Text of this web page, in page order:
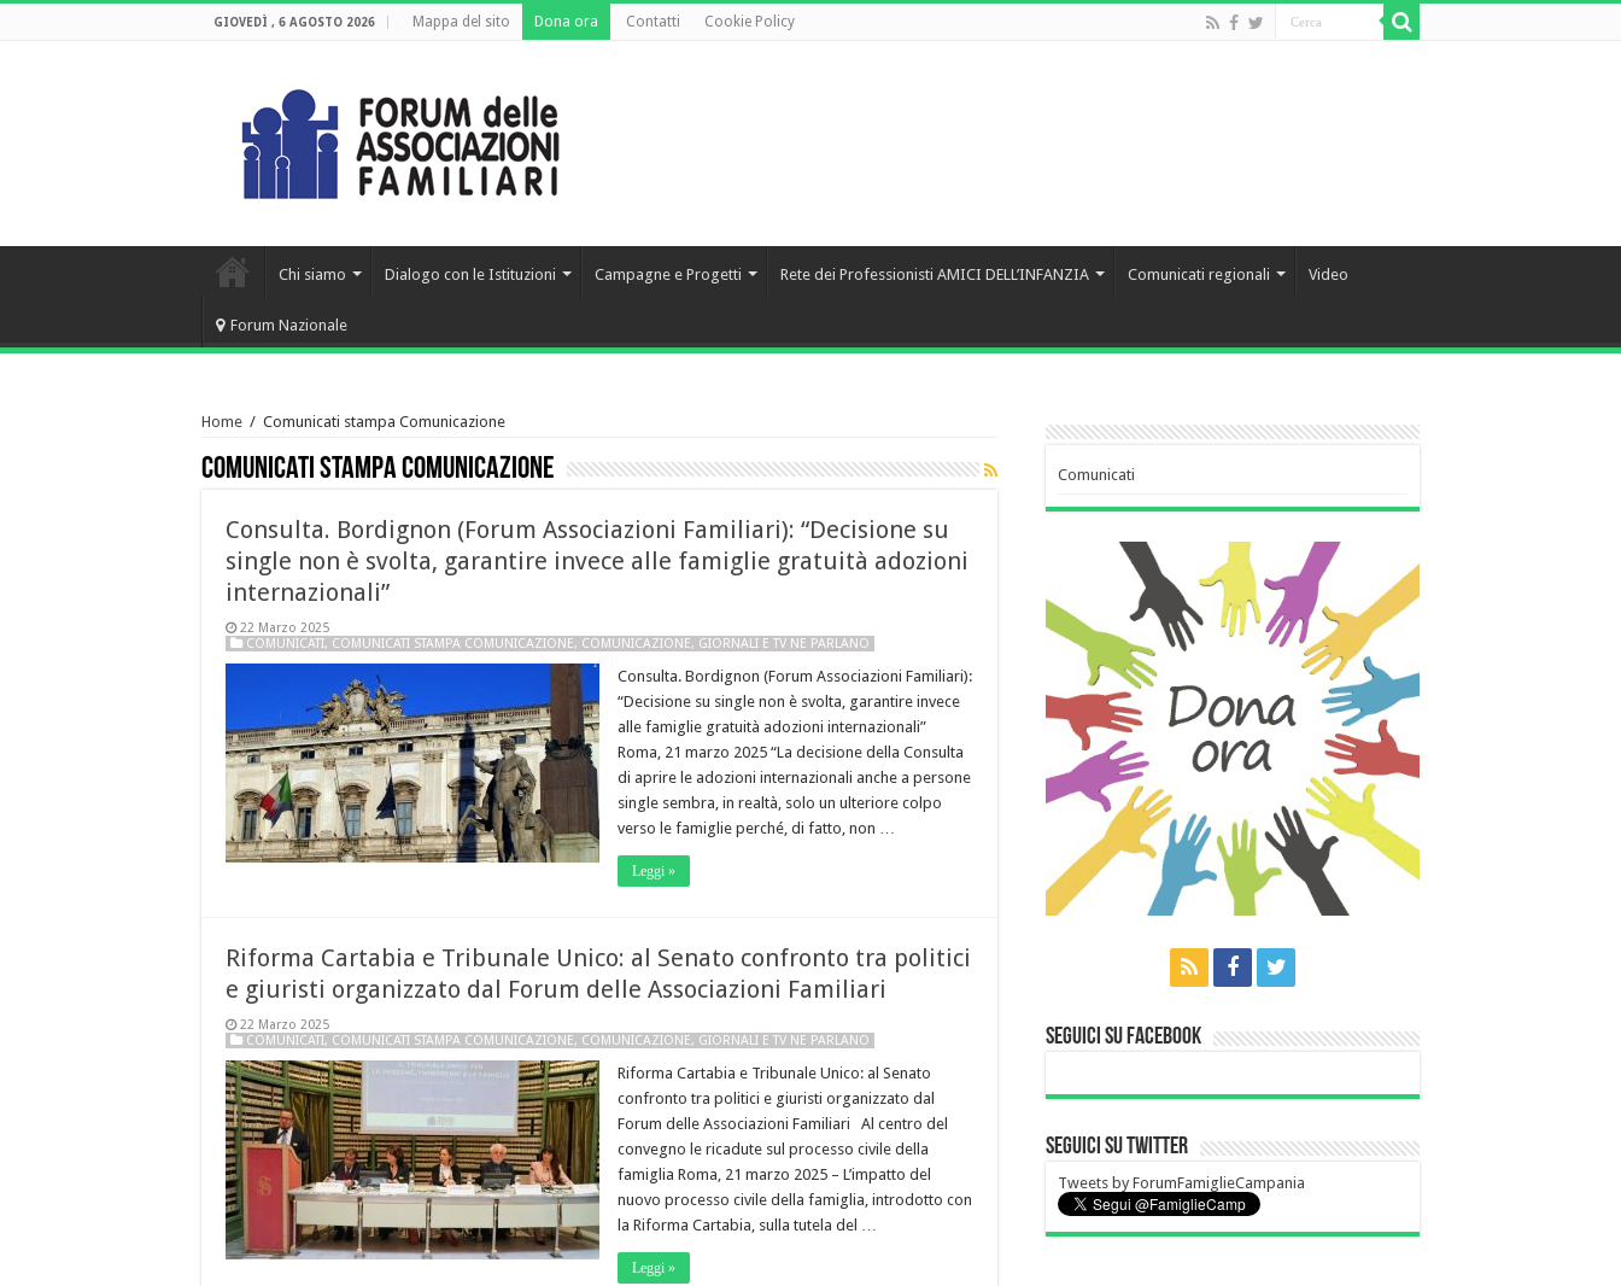
GIOVEDÌ , 6 AGOSTO 2026 Mappa del sito Dona ora Contatti Cookie Policy
Chi siamo Dialogo con le Istituzioni Campagne e Progetti Rete dei Professionisti AMICI DELL’INFANZIA Comunicati regionali Video
Forum Nazionale
Home / Comunicati stampa Comunicazione
Comunicati stampa Comunicazione
Consulta. Bordignon (Forum Associazioni Familiari): “Decisione su
single non è svolta, garantire invece alle famiglie gratuità adozioni
internazionali”
22 Marzo 2025
COMUNICATI, COMUNICATI STAMPA COMUNICAZIONE, COMUNICAZIONE, GIORNALI E TV NE PARLANO
Consulta. Bordignon (Forum Associazioni Familiari):
“Decisione su single non è svolta, garantire invece
alle famiglie gratuità adozioni internazionali”
Roma, 21 marzo 2025 “La decisione della Consulta
di aprire le adozioni internazionali anche a persone
single sembra, in realtà, solo un ulteriore colpo
verso le famiglie perché, di fatto, non …
Leggi »
Riforma Cartabia e Tribunale Unico: al Senato confronto tra politici
e giuristi organizzato dal Forum delle Associazioni Familiari
22 Marzo 2025
COMUNICATI, COMUNICATI STAMPA COMUNICAZIONE, COMUNICAZIONE, GIORNALI E TV NE PARLANO
Riforma Cartabia e Tribunale Unico: al Senato
confronto tra politici e giuristi organizzato dal
Forum delle Associazioni Familiari Al centro del
convegno le ricadute sul processo civile della
famiglia Roma, 21 marzo 2025 – L’impatto del
nuovo processo civile della famiglia, introdotto con
la Riforma Cartabia, sulla tutela del …
Leggi »
Comunicati
Seguici su Facebook
Seguici su Twitter
Tweets by ForumFamiglieCampania